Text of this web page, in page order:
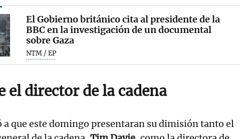
El Gobierno británico cita al presidente de la
BBC en la investigación de un documental
sobre Gaza
NTM / EP
el director de la cadena
a que este domingo presentaran su dimisión tanto el